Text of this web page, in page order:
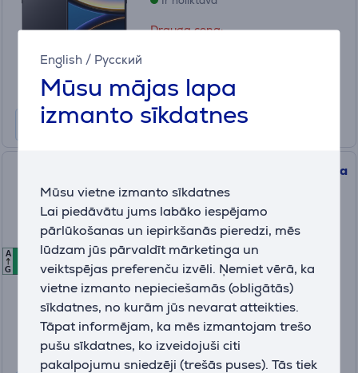
English / Русский
Mūsu mājas lapa
izmanto sīkdatnes
Mūsu vietne izmanto sīkdatnes
Lai piedāvātu jums labāko iespējamo
pārlūkošanas un iepirkšanās pieredzi, mēs
lūdzam jūs pārvaldīt mārketinga un
veiktspējas preferenču izvēli. Ņemiet vērā, ka
vietne izmanto nepieciešamās (obligātās)
sīkdatnes, no kurām jūs nevarat atteikties.
Tāpat informējam, ka mēs izmantojam trešo
pušu sīkdatnes, ko izveidojuši citi
pakalpojumu sniedzēji (trešās puses). Tās tiek
Drauga cena:
10 mēneši 53 €
A
G
POCO F8 Pro, 256 GB, sudraba
- Viedtālrunis
MZB0M60EU
Ir noliktavā
Cena:
589 .99 €
10 mēneši 63 €
Datu lapa